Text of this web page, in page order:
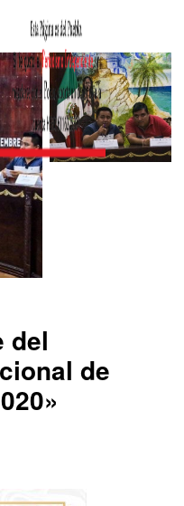
del
de